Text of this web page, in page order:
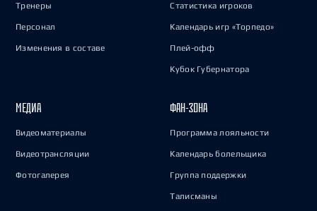
Тренеры
Персонал
Изменения в составе
Статистика игроков
Календарь игр «Торпедо»
Плей-офф
Кубок Губернатора
МЕДИА
Видеоматериалы
Видеотрансляции
Фотогалерея
ФАН-ЗОНА
Программа лояльности
Календарь болельщика
Группа поддержки
Талисманы